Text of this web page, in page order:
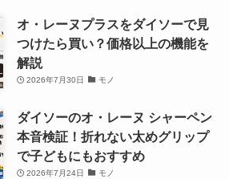
オ・レーヌプラスをダイソーで見
つけたら買い？価格以上の機能を
解説
2026年7月30日 モノ
ダイソーのオ・レーヌ シャーペン
本音検証！折れない太めグリップ
で子どもにもおすすめ
2026年7月24日 モノ